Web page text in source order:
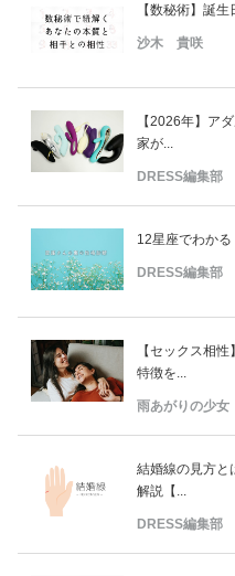
【数秘術】誕
沙木 貴咲
【2026年】ア
家が...
DRESS編集部
12星座でわか
DRESS編集部
【セックス相
特徴を...
雨あがりの少女
結婚線の見方と
解説【...
DRESS編集部